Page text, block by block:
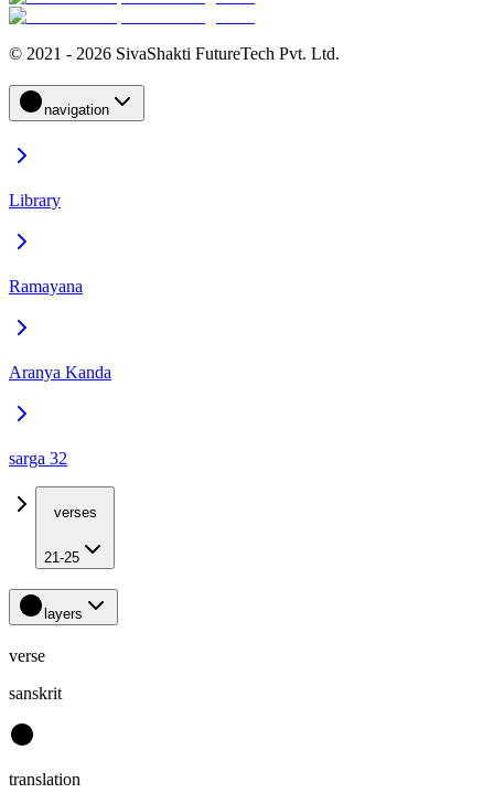
© 2021 - 2026 SivaShakti FutureTech Pvt. Ltd.
navigation
Library
Ramayana
Aranya Kanda
sarga 32
verses
21-25
layers
verse
sanskrit
translation